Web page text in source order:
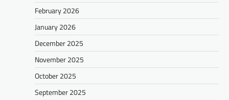
February 2026
January 2026
December 2025
November 2025
October 2025
September 2025